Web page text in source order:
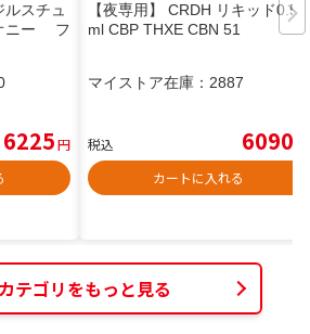
ルスチュ
ニー フ
6225円
【夜専用】 CRDH リキッド0.5
ml CBP THXE CBN 51
マイストア在庫： 2887
税込 6090
カートに入れる
テゴリをもっと見る